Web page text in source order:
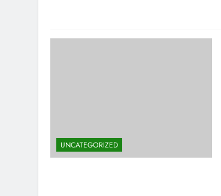
UNCATEGORIZED